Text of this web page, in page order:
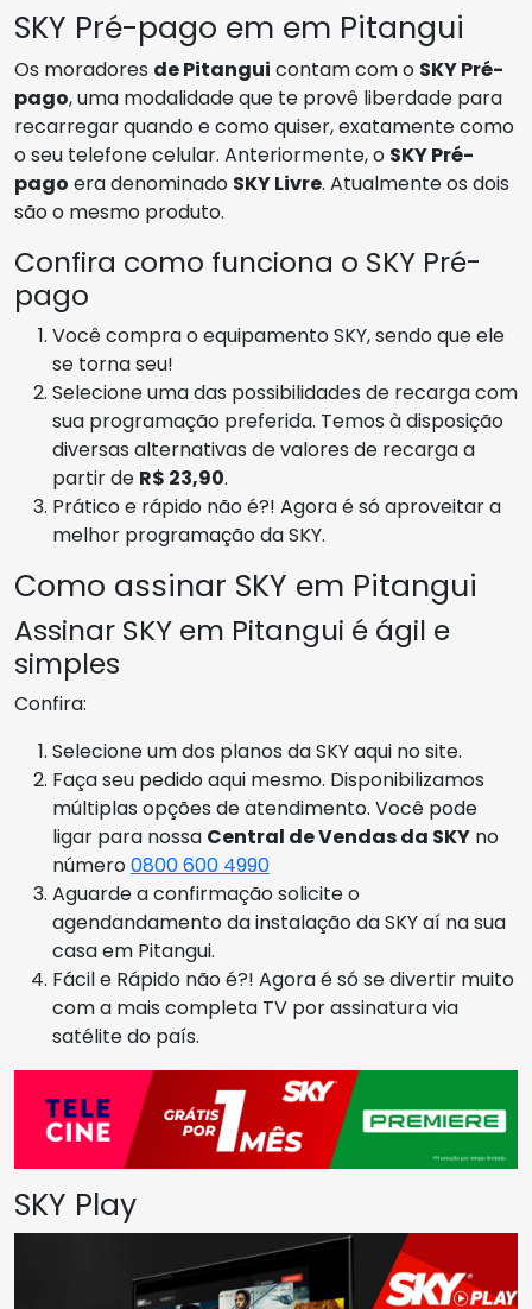
SKY Pré-pago em em Pitangui
Os moradores de Pitangui contam com o SKY Pré-
pago, uma modalidade que te provê liberdade para
recarregar quando e como quiser, exatamente como
o seu telefone celular. Anteriormente, o SKY Pré-
pago era denominado SKY Livre. Atualmente os dois
são o mesmo produto.
Confira como funciona o SKY Pré-
pago
Você compra o equipamento SKY, sendo que ele
se torna seu!
Selecione uma das possibilidades de recarga com
sua programação preferida. Temos à disposição
diversas alternativas de valores de recarga a
partir de R$ 23,90.
Prático e rápido não é?! Agora é só aproveitar a
melhor programação da SKY.
Como assinar SKY em Pitangui
Assinar SKY em Pitangui é ágil e
simples
Confira:
Selecione um dos planos da SKY aqui no site.
Faça seu pedido aqui mesmo. Disponibilizamos
múltiplas opções de atendimento. Você pode
ligar para nossa Central de Vendas da SKY no
número0800 600 4990
Aguarde a confirmação solicite o
agendandamento da instalação da SKY aí na sua
casa em Pitangui.
Fácil e Rápido não é?! Agora é só se divertir muito
com a mais completa TV por assinatura via
satélite do país.
SKY Play